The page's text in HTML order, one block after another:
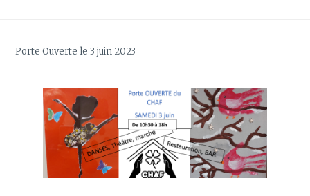
Porte Ouverte le 3 juin 2023